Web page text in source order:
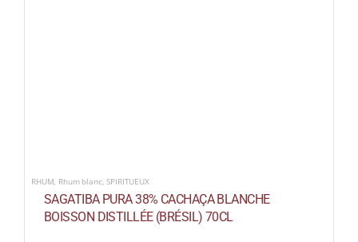
RHUM, Rhum blanc,SPIRITUEUX
SAGATIBA PURA 38% CACHAÇA BLANCHE
BOISSON DISTILLÉE (BRÉSIL) 70CL